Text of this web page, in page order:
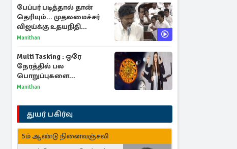
பேப்பர் படித்தால் தான்
தெரியும்... முதலமைச்சர்
விஜய்க்கு உதயநிதி
ஸ்டாலின் பதிலடி
Manithan
Multi Tasking : ஒரே
நேரத்தில் பல
பொறுப்புகளை
கையாளும் டாப் 3 ராசிகள்!
Manithan
துயர் பகிர்வு
5ம் ஆண்டு நினைவஞ்சலி